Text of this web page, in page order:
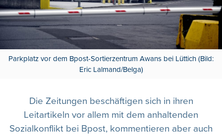
Parkplatz vor dem Bpost-Sortierzentrum Awans bei Lüttich (Bild:
Eric Lalmand/Belga)
Die Zeitungen beschäftigen sich in ihren
Leitartikeln vor allem mit dem anhaltenden
Sozialkonflikt bei Bpost, kommentieren aber auch